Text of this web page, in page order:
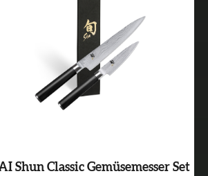
Shun Classic Gemüsemesser Set